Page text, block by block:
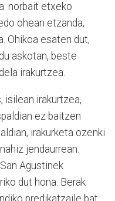
norbait etxeko
ohean etzanda,
Ohikoa esaten dut,
askotan, beste
irakurtzea.
isilean irakurtzea,
ez baitzen
irakurketa ozenki
jendaurrean.
Agustinek
dut hona. Berak
predikatzaile bat